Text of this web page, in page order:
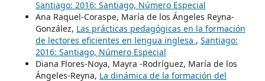
Santiago: 2016: Santiago, Número Especial
Ana Raquel-Coraspe, María de los Ángeles Reyna-
González, Las prácticas pedagógicas en la formación
de lectores eficientes en lengua inglesa , Santiago:
2016: Santiago, Número Especial
Diana Flores-Noya, Mayra -Rodríguez, María de los
Ángeles-Reyna, La dinámica de la formación del